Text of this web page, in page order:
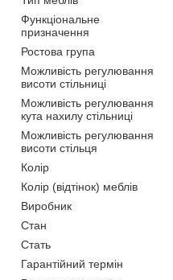
Функціональне
призначення
Ростова група
Можливість регулювання
висоти стільниці
Можливість регулювання
кута нахилу стільниці
Можливість регулювання
висоти стільця
Колір
Колір (відтінок) меблів
Виробник
Стан
Стать
Гарантійний термін